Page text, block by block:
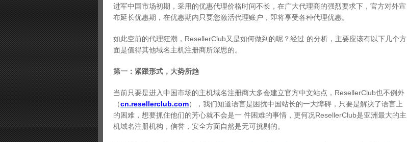
进军中国市场初期，采用的优惠代理价格时间不长，在广大代理商的强烈要求下，官方对外宣
布延长优惠期，在优惠期内只要您激活代理账户，即将享受各种代理优惠。
如此空前的代理狂潮，ResellerClub又是如何做到的呢？经过 的分析，主要应该有以下几个方
面是值得其他域名主机注册商所深思的。
第一：紧跟形式，大势所趋
当前只要是进入中国市场的主机域名注册商大多会建立官方中文站点，ResellerClub也不例外
（cn.resellerclub.com），我们知道语言是困扰中国站长的一大障碍，只要是解决了语言上
的困难，想要抓住他们的芳心就不会是一 件困难的事情，更何况ResellerClub是亚洲最大的主
机域名注册机构，信誉，安全方面自然是无可挑剔的。